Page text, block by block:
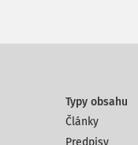
Typy obsahu
Články
Predpisy